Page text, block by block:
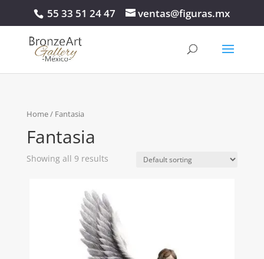
55 33 51 24 47 ventas@figuras.mx
Home/ Fantasia
Fantasia
Showing all 9 results